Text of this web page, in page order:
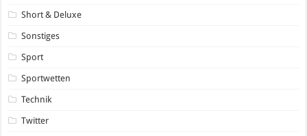
Short & Deluxe
Sonstiges
Sport
Sportwetten
Technik
Twitter